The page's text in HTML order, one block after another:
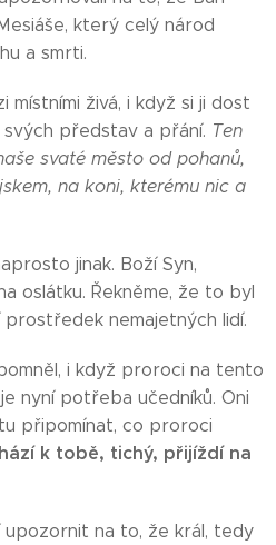
který celý národ
a smrti.
živá, i když si ji dost
představ a přání. Ten
svaté město od pohanů,
na koni, kterému nic a
jinak. Boží Syn,
oslátku. Řekněme, že to byl
nemajetných lidí.
i když proroci na tento
nyní potřeba učedníků. Oni
připomínat, co proroci
k tobě, tichý, přijíždí na
upozornit na to, že král, tedy